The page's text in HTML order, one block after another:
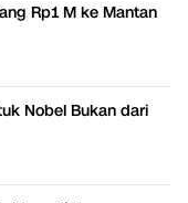
Rp1 M ke Mantan
Nobel Bukan dari